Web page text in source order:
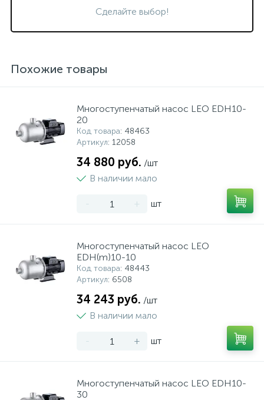
Сделайте выбор!
Похожие товары
Многоступенчатый насос LEO EDH10-
20
Код товара: 48463
Артикул: 12058
34 880 руб. /шт
В наличии мало
- + шт
Многоступенчатый насос LEO
EDH(m)10-10
Код товара: 48443
Артикул: 6508
34 243 руб. /шт
В наличии мало
- + шт
Многоступенчатый насос LEO EDH10-
30